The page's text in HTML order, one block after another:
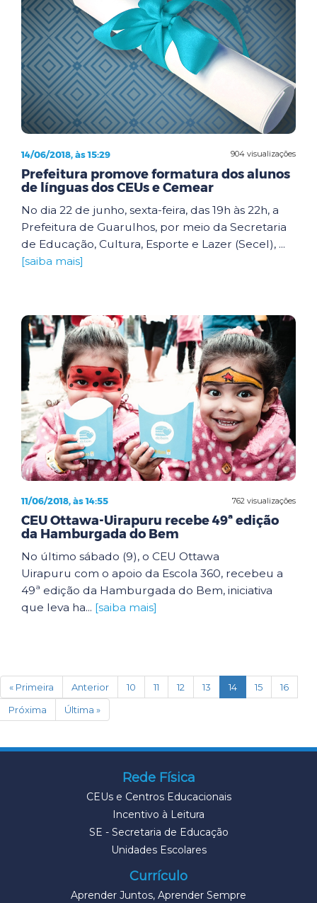
904 visualizações
14/06/2018, às 15:29
Prefeitura promove formatura dos alunos
de línguas dos CEUs e Cemear
No dia 22 de junho, sexta-feira, das 19h às 22h, a
Prefeitura de Guarulhos, por meio da Secretaria
de Educação, Cultura, Esporte e Lazer (Secel), ...
[saiba mais]
762 visualizações
11/06/2018, às 14:55
CEU Ottawa-Uirapuru recebe 49ª edição
da Hamburgada do Bem
No último sábado (9), o CEU Ottawa
Uirapuru com o apoio da Escola 360, recebeu a
49ª edição da Hamburgada do Bem, iniciativa
que leva ha... [saiba mais]
« Primeira Anterior 10 11 12 13 14(current)
15
16
Próxima
Última »
Rede Física
CEUs e Centros Educacionais
Incentivo à Leitura
SE - Secretaria de Educação
Unidades Escolares
Currículo
Aprender Juntos, Aprender Sempre